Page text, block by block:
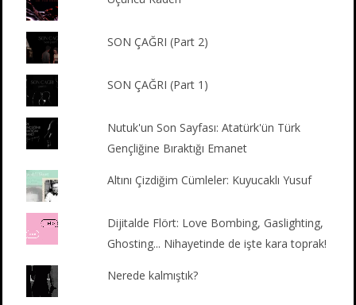
SON ÇAĞRI (Part 2)
SON ÇAĞRI (Part 1)
Nutuk'un Son Sayfası: Atatürk'ün Türk
Gençliğine Bıraktığı Emanet
Altını Çizdiğim Cümleler: Kuyucaklı Yusuf
Dijitalde Flört: Love Bombing, Gaslighting,
Ghosting... Nihayetinde de işte kara toprak!
Nerede kalmıştık?